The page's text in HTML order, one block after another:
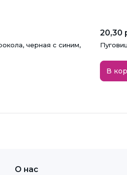
черная с синим,
20,30
В
О нас